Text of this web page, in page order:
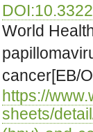
World
cancer[EB/
https://
sheets/